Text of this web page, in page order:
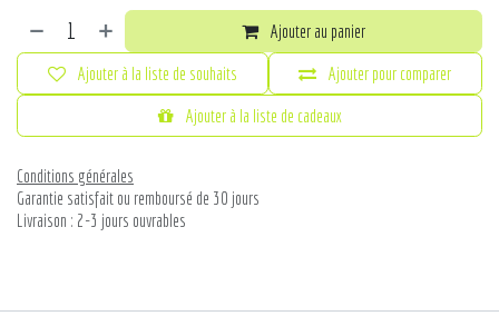
Ajouter au panier
Ajouter pour comparer
Ajouter à la liste de cadeaux
Ajouter à la liste de souhaits
Conditions générales
Garantie satisfait ou remboursé de 30 jours
Livraison : 2-3 jours ouvrables